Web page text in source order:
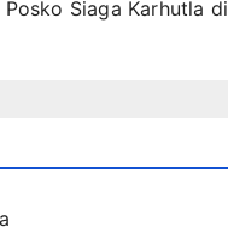
Siaga Karhutla di